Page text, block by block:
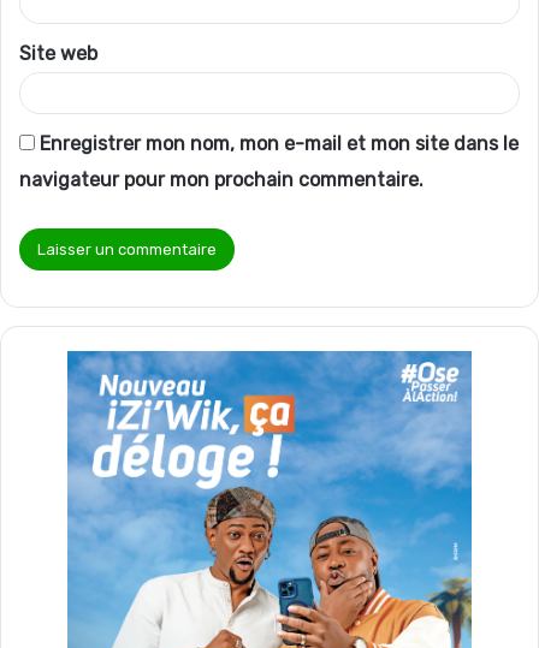
*
Site web
Enregistrer mon nom, mon e-mail et mon site dans le
navigateur pour mon prochain commentaire.